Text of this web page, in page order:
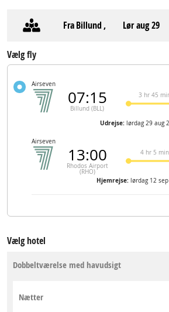
FraBillund, lør aug 29
Vælg fly
Airseven
07:15
Billund (BLL)
3 hr 45
Udrejse: lørdag 29 aug
Airseven
13:00
Rhodos Airport
(RHO)
4 hr 5 min
Hjemrejse: lørdag 12
Vælg hotel
Dobbeltværelse med havudsigt
Nætter